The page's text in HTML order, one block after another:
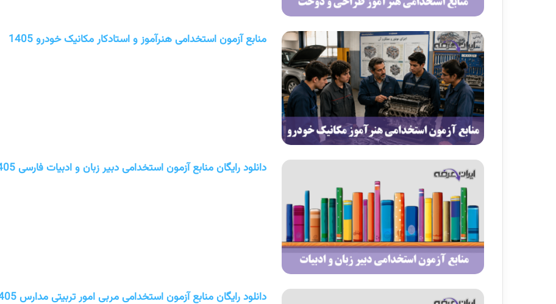
منابع آزمون استخدامی هنرآموز و استادکار مکانیک خودرو 1405
دانلود رایگان منابع آزمون استخدامی دبیر زبان و ادبیات فارسی 1405
دانلود رایگان منابع آزمون استخدامی مربی امور تربیتی مدارس 1405